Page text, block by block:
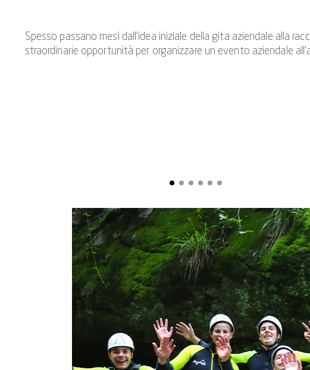
Spesso passano mesi dall’idea iniziale della gita aziendale alla
straordinarie opportunità per organizzare un evento aziendale
La magica Val di Vira, un pezzo di natura quasi incontaminata
non solo conquisterete la natura durante l'evento a squadre di
da ogni individuo. E perché la gita aziendale è
Se siete a corto di idee per una gita aziendale in Svizzera che
è